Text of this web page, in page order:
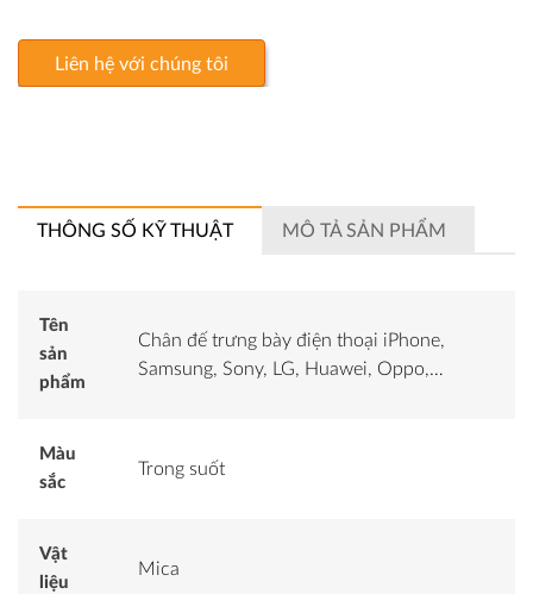
Liên hệ với chúng tôi
THÔNG SỐ KỸ THUẬT MÔ TẢ SẢN PHẨM
Tên
sản
phẩm
Chân đế trưng bày điện thoại iPhone,
Samsung, Sony, LG, Huawei, Oppo,…
Màu
sắc
Trong suốt
Vật
liệu
Mica